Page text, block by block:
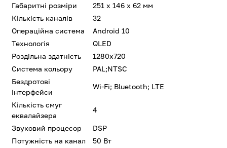
Габаритні розміри
251 x 146 x 62 мм
Кількість каналів
32
Операційна система
Android 10
Технологія
QLED
Роздільна здатність
1280x720
Система кольору
PAL;NTSC
Бездротові
інтерфейси
Wi-Fi; Bluetooth; LTE
Кількість смуг
еквалайзера
4
Звуковий процесор
DSP
Потужність на канал
50 Вт